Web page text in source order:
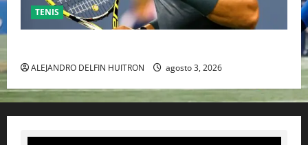
TENIS
ALEJANDRO DELFIN HUITRON agosto 3, 2026